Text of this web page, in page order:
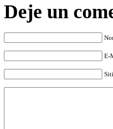
Deje un
E-